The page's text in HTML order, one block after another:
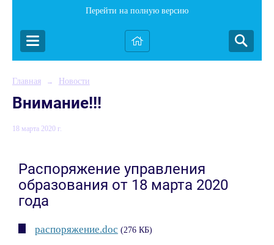
Перейти на полную версию
Главная → Новости
Внимание!!!
18 марта 2020 г.
Распоряжение управления
образования от 18 марта 2020
года
распоряжение.doc (276 КБ)